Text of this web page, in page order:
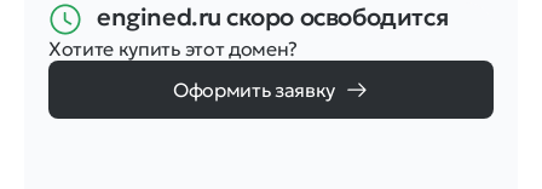
engined.ruскоро освободится
Хотите купить этот домен?
Оформить заявку